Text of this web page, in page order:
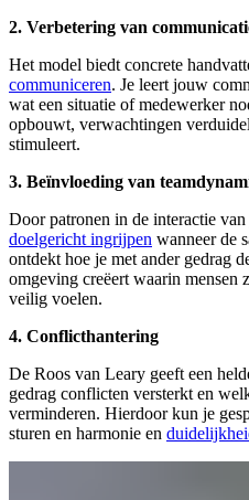
2. Verbetering van
Het model biedt concrete
communiceren. Je leert jouw
wat een situatie of medewerker
opbouwt, verwachtingen
stimuleert.
3. Beïnvloeding van
Door patronen in de interactie
doelgericht ingrijpen wanneer de
ontdekt hoe je met ander gedrag
omgeving creëert waarin mensen
veilig voelen.
4. Conflicthantering
De Roos van Leary geeft een
gedrag conflicten versterkt en
verminderen. Hierdoor kun je
sturen en harmonie en